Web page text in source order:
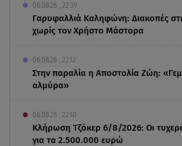
06.08.26 , 22:39
Γαρυφαλλιά Καληφώνη: Διακοπές
χωρίς τον Χρήστο Μάστορα
06.08.26 , 22:12
Στην παραλία η Αποστολία Ζώη:
αλμύρα»
06.08.26 , 22:10
Κλήρωση Τζόκερ 6/8/2026: Οι
για τα 2.500.000 ευρώ